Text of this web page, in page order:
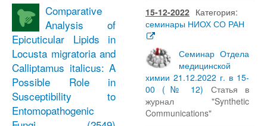
Comparative
Analysis of
Epicuticular Lipids in
Locusta migratoria and
Calliptamus italicus: A
Possible Role in
Susceptibility to
Entomopathogenic
15-12-2022 Категория:
семинары НИОХ СО РАН
Семинар Отдела
медицинской
химии 21.12.2022 г. в 15-
00 (№ 12) Статья в
журнал "Synthetic
Communications"